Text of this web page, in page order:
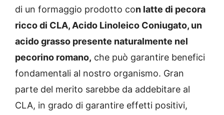
di un formaggio prodotto con latte di pecora
ricco di CLA, Acido Linoleico Coniugato, un
acido grasso presente naturalmente nel
pecorino romano, che può garantire benefici
fondamentali al nostro organismo. Gran
parte del merito sarebbe da addebitare al
CLA, in grado di garantire effetti positivi,